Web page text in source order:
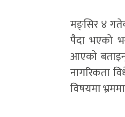
मङ्सिर ४
पैदा भएको
आएको
नागरिकता
विषयमा